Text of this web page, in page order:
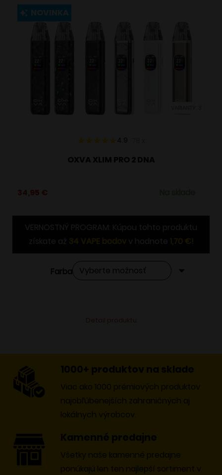
4.9
OXVA XLIM PRO 2 DNA
NOVINKA
VERNOSTNÝ PROGRAM: Kúpou tohto produktu
získate až 34 VAPE bodovv hodnote 1,70 €!
Farba
viacero
variantov.
môžete
stránke
produktu.
1000+ produktov na sklade
Viac ako 1000 prémiových produktov
najobľúbenejších zahraničných aj
lokálnych výrobcov.
Kamenné predajne
Všetky naše kamenné predajne
ponúkajú len ten najlepší sortiment v